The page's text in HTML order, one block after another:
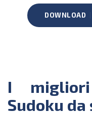
DOWNLOAD
I migliori puzzle Killer
Sudoku